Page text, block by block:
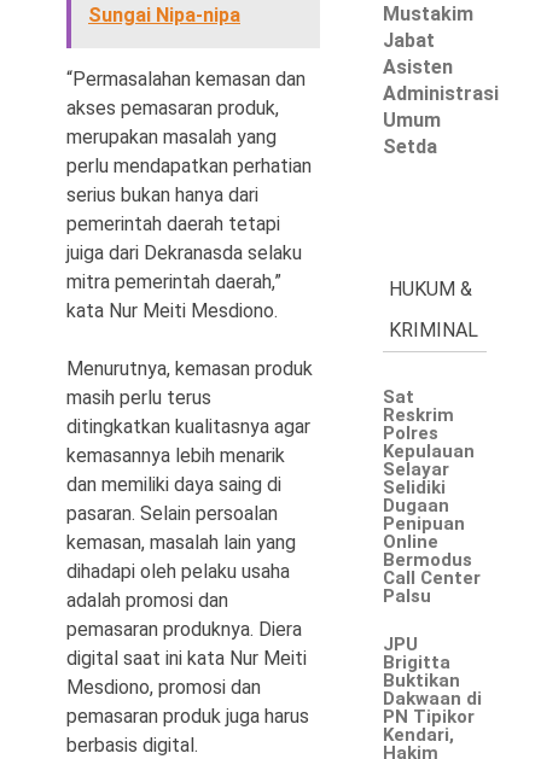
Sungai Nipa-nipa
“Permasalahan kemasan dan
akses pemasaran produk,
merupakan masalah yang
perlu mendapatkan perhatian
serius bukan hanya dari
pemerintah daerah tetapi
juiga dari Dekranasda selaku
mitra pemerintah daerah,”
kata Nur Meiti Mesdiono.
Menurutnya, kemasan produk
masih perlu terus
ditingkatkan kualitasnya agar
kemasannya lebih menarik
dan memiliki daya saing di
pasaran. Selain persoalan
kemasan, masalah lain yang
dihadapi oleh pelaku usaha
adalah promosi dan
pemasaran produknya. Diera
digital saat ini kata Nur Meiti
Mesdiono, promosi dan
pemasaran produk juga harus
berbasis digital.
Mustakim
Jabat
Asisten
Administrasi
Umum
Setda
HUKUM &
KRIMINAL
Sat
Reskrim
Polres
Kepulauan
Selayar
Selidiki
Dugaan
Penipuan
Online
Bermodus
Call Center
Palsu
JPU
Brigitta
Buktikan
Dakwaan di
PN Tipikor
Kendari,
Hakim